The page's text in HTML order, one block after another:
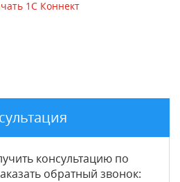
1С Коннект
консультацию по
обратный звонок: